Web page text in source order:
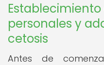
personales y
cetosis
Antes de